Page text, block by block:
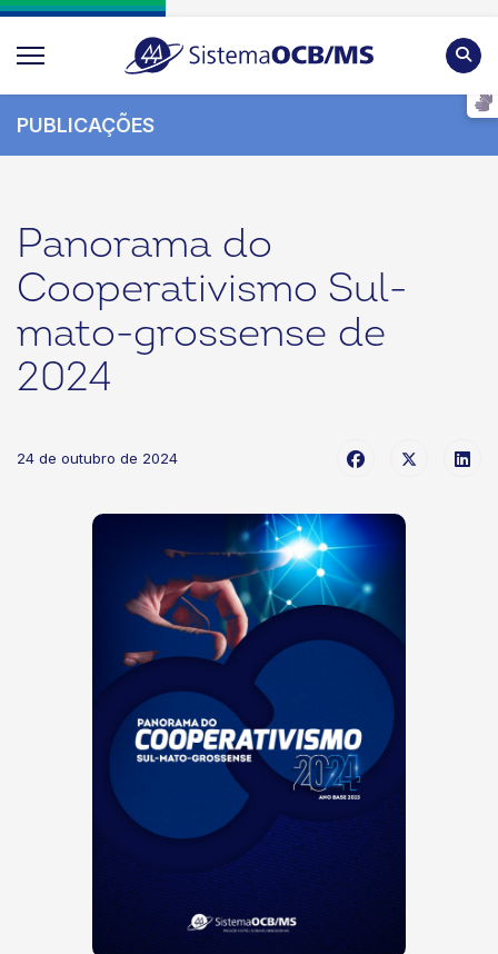
PUBLICAÇÕES
Panorama do
Cooperativismo Sul-
mato-grossense de
2024
24 de outubro de 2024